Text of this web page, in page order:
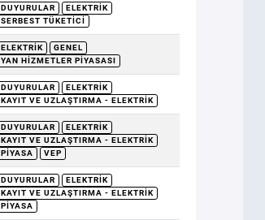
DUYURULAR
ELEKTRIK
SERBEST TÜKETICI
ELEKTRIK
GENEL
YAN HIZMETLER PIYASASI
DUYURULAR
ELEKTRIK
KAYIT VE UZLAŞTIRMA - ELEKTRIK
DUYURULAR
ELEKTRIK
KAYIT VE UZLAŞTIRMA - ELEKTRIK
PIYASA
VEP
DUYURULAR
ELEKTRIK
KAYIT VE UZLAŞTIRMA - ELEKTRIK
PIYASA